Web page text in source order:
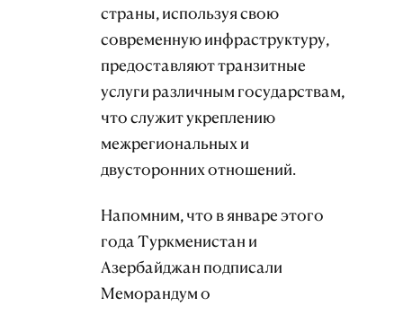
страны, используя свою
современную инфраструктуру,
предоставляют транзитные
услуги различным государствам,
что служит укреплению
межрегиональных и
двусторонних отношений.
Напомним, что в январе этого
года Туркменистан и
Азербайджан подписали
Меморандум о